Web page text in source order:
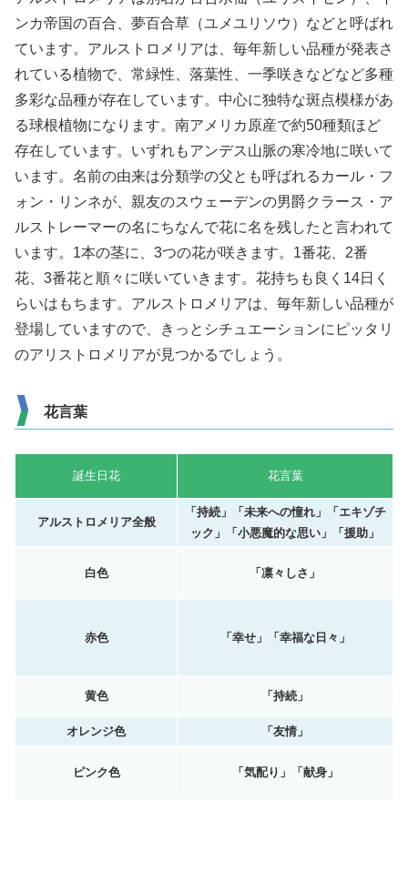
ンカ帝国の百合、夢百合草（ユメユリソウ）などと呼ばれ
ています。アルストロメリアは、毎年新しい品種が発表さ
れている植物で、常緑性、落葉性、一季咲きなどなど多種
多彩な品種が存在しています。中心に独特な斑点模様があ
る球根植物になります。南アメリカ原産で約50種類ほど
存在しています。いずれもアンデス山脈の寒冷地に咲いて
います。名前の由来は分類学の父とも呼ばれるカール・フ
ォン・リンネが、親友のスウェーデンの男爵クラース・ア
ルストレーマーの名にちなんで花に名を残したと言われて
います。1本の茎に、3つの花が咲きます。1番花、2番
花、3番花と順々に咲いていきます。花持ちも良く14日く
らいはもちます。アルストロメリアは、毎年新しい品種が
登場していますので、きっとシチュエーションにピッタリ
のアリストロメリアが見つかるでしょう。
花言葉
誕生日花 花言葉
アルストロメリア全般
「持続」「未来への憧れ」「エキゾチ
ック」「小悪魔的な思い」「援助」
白色 「凛々しさ」
赤色 「幸せ」「幸福な日々」
黄色 「持続」
オレンジ色 「友情」
ピンク色 「気配り」「献身」